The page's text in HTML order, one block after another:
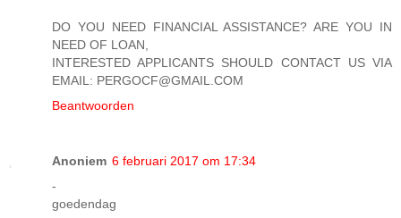
DO YOU NEED FINANCIAL ASSISTANCE? ARE YOU IN
NEED OF LOAN,
INTERESTED APPLICANTS SHOULD CONTACT US VIA
EMAIL: PERGOCF@GMAIL.COM
Beantwoorden
Anoniem 6 februari 2017 om 17:34
-
goedendag